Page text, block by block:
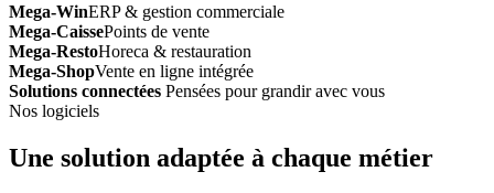
Mega-WinERP & gestion commerciale
Mega-CaissePoints de vente
Mega-RestoHoreca & restauration
Mega-ShopVente en ligne intégrée
Solutions connectées Pensées pour grandir avec vous
Nos logiciels
Une solution adaptée à chaque métier